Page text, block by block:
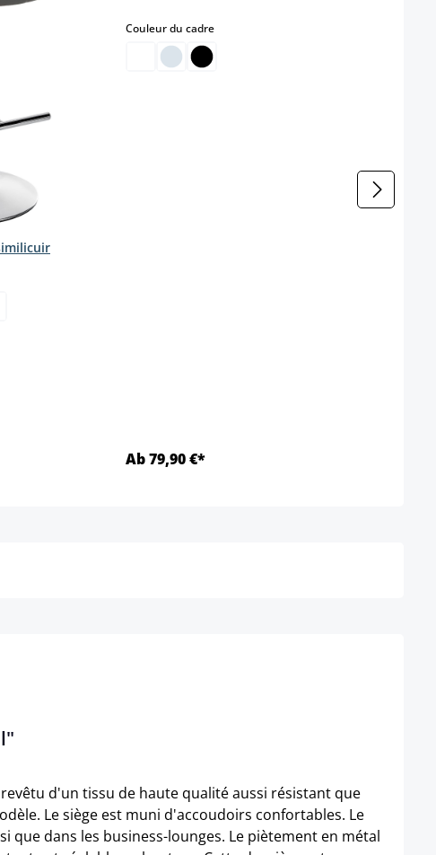
pour le moment.)
Couleur du cadreselect
Ab 79,90 €*
d'un tissu de haute qualité aussi résistant que
Le siège est muni d'accoudoirs confortables. Le
dans les business-lounges. Le piètement en métal